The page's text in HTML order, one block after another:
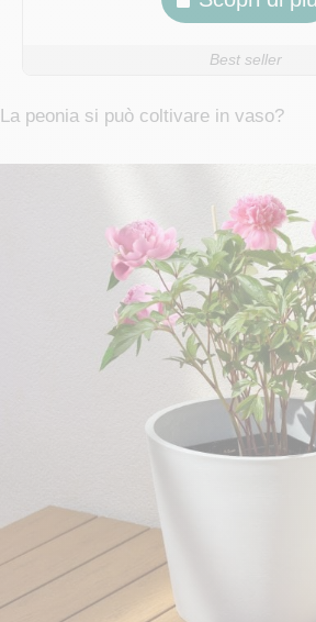
Best seller
La peonia si può coltivare in vaso?